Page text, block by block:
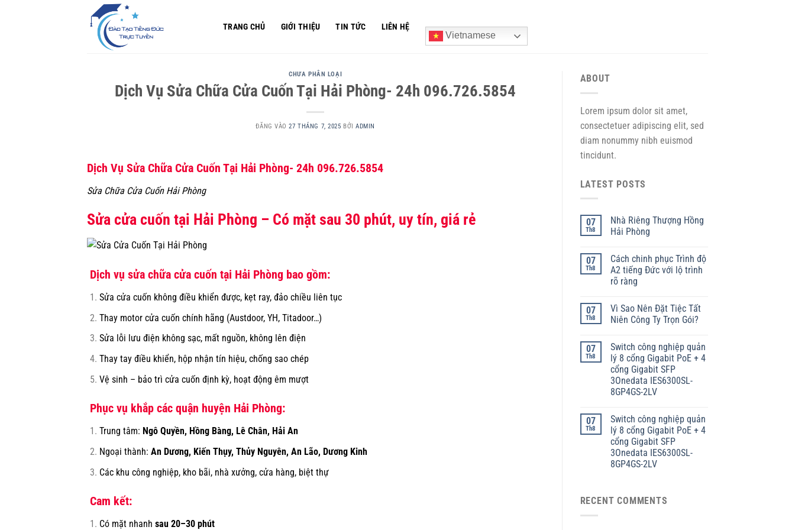
TRANG CHỦ GIỚI THIỆU TIN TỨC
LIÊN HỆ
Vietnamese
CHƯA PHÂN LOẠI
Dịch Vụ Sửa Chữa Cửa Cuốn Tại Hải Phòng- 24h 096.726.5854
ĐĂNG VÀO27 THÁNG 7, 2025 BỞIADMIN
Dịch Vụ Sửa Chữa Cửa Cuốn Tại Hải Phòng- 24h 096.726.5854
Sửa Chữa Cửa Cuốn Hải Phòng
Sửa cửa cuốn tại Hải Phòng – Có mặt sau 30 phút, uy tín, giá rẻ
Dịch vụ sửa chữa cửa cuốn tại Hải Phòng bao gồm:
Sửa cửa cuốn không điều khiển được, kẹt ray, đảo chiều liên tục
Thay motor cửa cuốn chính hãng (Austdoor, YH, Titadoor…)
Sửa lỗi lưu điện không sạc, mất nguồn, không lên điện
Thay tay điều khiển, hộp nhận tín hiệu, chống sao chép
Vệ sinh – bảo trì cửa cuốn định kỳ, hoạt động êm mượt
Phục vụ khắp các quận huyện Hải Phòng:
Trung tâm: Ngô Quyền, Hồng Bàng, Lê Chân, Hải An
Ngoại thành: An Dương, Kiến Thụy, Thủy Nguyên, An Lão, Dương Kinh
Các khu công nghiệp, kho bãi, nhà xưởng, cửa hàng, biệt thự
Cam kết:
Có mặt nhanh sau 20–30 phút
ABOUT
Lorem ipsum dolor sit amet,
consectetuer adipiscing elit, sed
diam nonummy nibh euismod
tincidunt.
LATEST POSTS
07
Th8
Nhà Riêng Thượng Hồng
Hải Phòng
07
Th8
Cách chinh phục Trình độ
A2 tiếng Đức với lộ trình
rõ ràng
07
Th8
Vì Sao Nên Đặt Tiệc Tất
Niên Công Ty Trọn Gói?
07
Th8
Switch công nghiệp quản
lý 8 cổng Gigabit PoE + 4
cổng Gigabit SFP
3Onedata IES6300SL-
8GP4GS-2LV
07
Th8
Switch công nghiệp quản
lý 8 cổng Gigabit PoE + 4
cổng Gigabit SFP
3Onedata IES6300SL-
8GP4GS-2LV
RECENT COMMENTS